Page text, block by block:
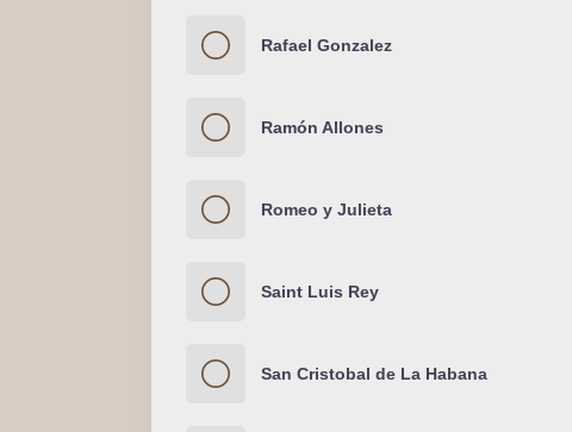
Rafael Gonzalez
Ramón Allones
Romeo y Julieta
Saint Luis Rey
San Cristobal de La Habana